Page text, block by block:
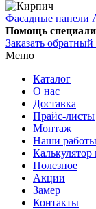
Фасадные панели
Помощь
Заказать
Меню
Каталог
О нас
Доставка
Прайс-листы
Монтаж
Наши работы
Полезное
Акции
Замер
Контакты